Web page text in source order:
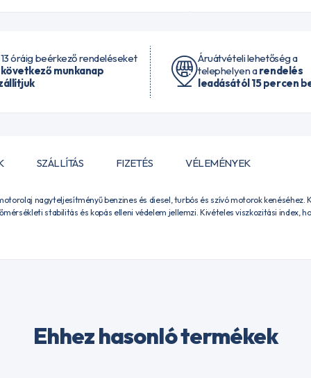
óráig beérkező rendeléseket
munkanap
Áruátvételi lehetőség a
telephelyen arendelés
leadásától 15 percen
SZÁLLÍTÁS FIZETÉS VÉLEMÉNYEK
nagyteljesítményű benzines és diesel, turbós és szívó motorok kenéséhez.
stabilitás és kopás elleni védelem jellemzi. Kivételes viszkozitási index,
Ehhez hasonló termékek